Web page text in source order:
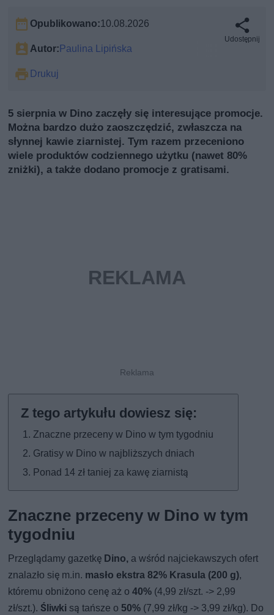
Opublikowano:10.08.2026
Autor: Paulina Lipińska
Drukuj
Udostępnij
5 sierpnia w Dino zaczęły się interesujące promocje.
Można bardzo dużo zaoszczędzić, zwłaszcza na
słynnej kawie ziarnistej. Tym razem przeceniono
wiele produktów codziennego użytku (nawet 80%
zniżki), a także dodano promocje z gratisami.
Znaczne przeceny w Dino w tym tygodniu
Gratisy w Dino w najbliższych dniach
Ponad 14 zł taniej za kawę ziarnistą
Znaczne przeceny w Dino w tym
tygodniu
Przeglądamy gazetkę Dino, a wśród najciekawszych ofert
znalazło się m.in. masło ekstra 82% Krasula (200 g),
któremu obniżono cenę aż o40% (4,99 zł/szt. -> 2,99
zł/szt.). Śliwki są tańsze o 50% (7,99 zł/kg -> 3,99 zł/kg). Do